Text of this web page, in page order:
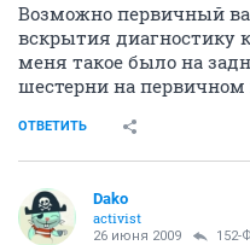
Возможно первичный
вскрытия диагностику
меня такое было на
шестерни на первичном
ОТВЕТИТЬ
Dako
activist
26 июня 2009 152-